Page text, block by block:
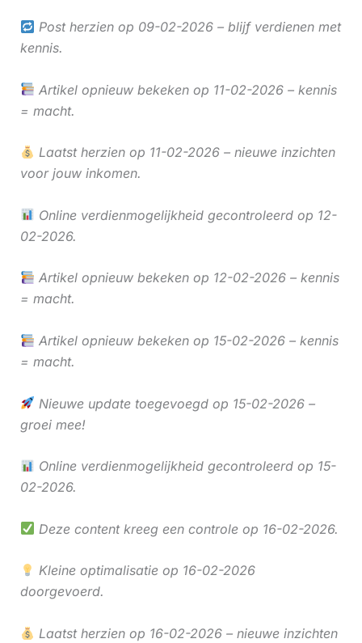
Post herzien op 09-02-2026 – blijf verdienen met
kennis.
Artikel opnieuw bekeken op 11-02-2026 – kennis
= macht.
Laatst herzien op 11-02-2026 – nieuwe inzichten
voor jouw inkomen.
Online verdienmogelijkheid gecontroleerd op 12-
02-2026.
Artikel opnieuw bekeken op 12-02-2026 – kennis
= macht.
Artikel opnieuw bekeken op 15-02-2026 – kennis
= macht.
Nieuwe update toegevoegd op 15-02-2026 –
groei mee!
Online verdienmogelijkheid gecontroleerd op 15-
02-2026.
Deze content kreeg een controle op 16-02-2026.
Kleine optimalisatie op 16-02-2026
doorgevoerd.
Laatst herzien op 16-02-2026 – nieuwe inzichten